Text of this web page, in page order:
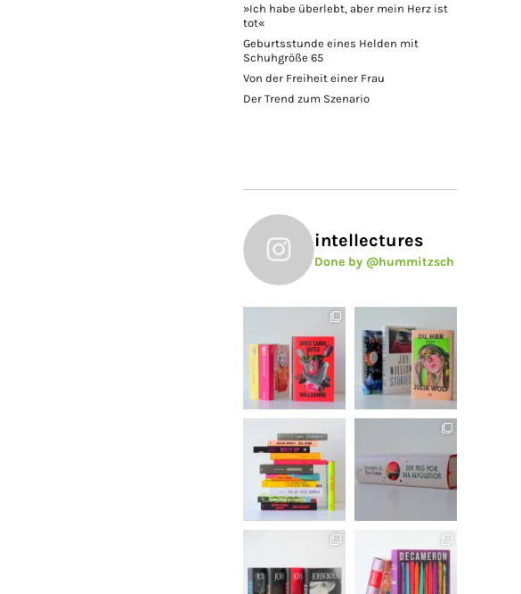
»Ich habe überlebt, aber mein Herz ist
tot«
Geburtsstunde eines Helden mit
Schuhgröße 65
Von der Freiheit einer Frau
Der Trend zum Szenario
intellectures
Done by @hummitzsch